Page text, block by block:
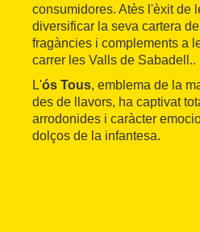
consumidores. Atès l'èxit de
diversificar la seva cartera
fragàncies i complements a
carrer les Valls de Sabadell..
L'ós Tous, emblema de la
des de llavors, ha captivat
arrodonides i caràcter
dolços de la infantesa.